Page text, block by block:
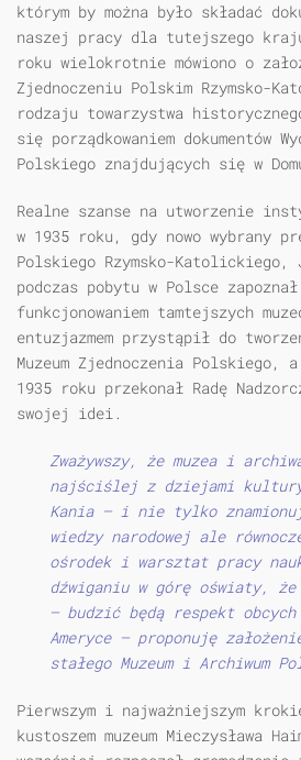
którym by można było składać
naszej pracy dla tutejszego
roku wielokrotnie mówiono o
Zjednoczeniu Polskim Rzymsko-
rodzaju towarzystwa
się porządkowaniem dokumentów
Polskiego znajdujących się w
Realne szanse na utworzenie
w 1935 roku, gdy nowo wybrany
Polskiego Rzymsko-
podczas pobytu w Polsce
funkcjonowaniem tamtejszych
entuzjazmem przystąpił do
Muzeum Zjednoczenia Polskiego,
1935 roku przekonał Radę
swojej idei.
Zważywszy, że muzea i
najściślej z dziejami kultury
Kania — i nie tylko
wiedzy narodowej ale
ośrodek i warsztat pracy
dźwiganiu w górę oświaty,
— budzić będą respekt
Ameryce — proponuję
stałego Muzeum i Archiwum
Pierwszym i najważniejszym
kustoszem muzeum Mieczysława